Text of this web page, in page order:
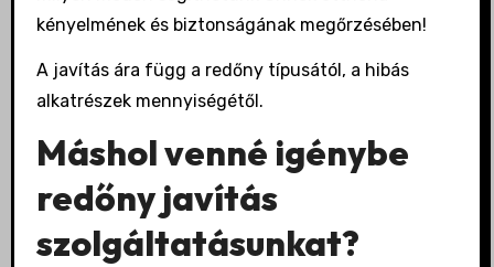
kényelmének és biztonságának megőrzésében!
A javítás ára függ a redőny típusától, a hibás
alkatrészek mennyiségétől.
Máshol venné igénybe
redőny javítás
szolgáltatásunkat?